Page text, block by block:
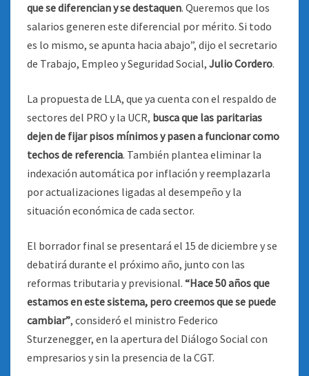
que se diferencian y se destaquen. Queremos que los
salarios generen este diferencial por mérito. Si todo
es lo mismo, se apunta hacia abajo”, dijo el secretario
de Trabajo, Empleo y Seguridad Social, Julio Cordero.
La propuesta de LLA, que ya cuenta con el respaldo de
sectores del PRO y la UCR, busca que las paritarias
dejen de fijar pisos mínimos y pasen a funcionar como
techos de referencia. También plantea eliminar la
indexación automática por inflación y reemplazarla
por actualizaciones ligadas al desempeño y la
situación económica de cada sector.
El borrador final se presentará el 15 de diciembre y se
debatirá durante el próximo año, junto con las
reformas tributaria y previsional. “Hace 50 años que
estamos en este sistema, pero creemos que se puede
cambiar”, consideró el ministro Federico
Sturzenegger, en la apertura del Diálogo Social con
empresarios y sin la presencia de la CGT.